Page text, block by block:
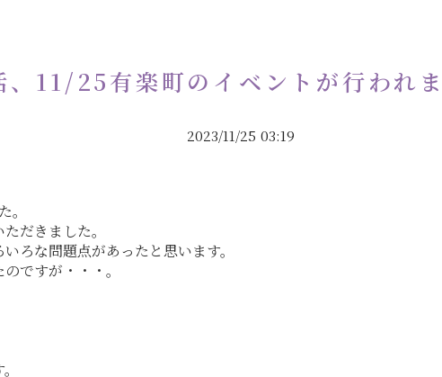
、11/25有楽町のイベントが行われ
2023/11/25 03:19
だきました。
ろな問題点があったと思います。
ですが・・・。